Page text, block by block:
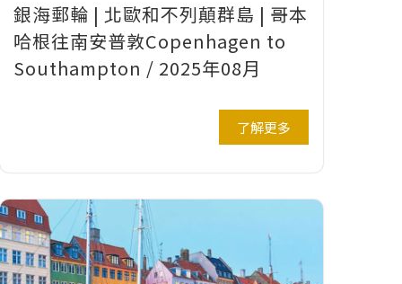
銀海郵輪 | 北歐和不列顛群島 | 哥本
哈根往南安普敦Copenhagen to
Southampton / 2025年08月
了解更多